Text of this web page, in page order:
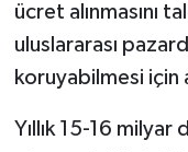
ücret alınmasını
uluslararası
koruyabilmesi için
Yıllık 15-16